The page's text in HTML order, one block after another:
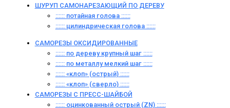
ШУРУП САМОНАРЕЗАЮЩИЙ ПО ДЕРЕВУ
:::::: потайная голова ::::::
:::::: цилиндрическая голова ::::::
САМОРЕЗЫ ОКСИДИРОВАННЫЕ
:::::: по дереву крупный шаг ::::::
:::::: по металлу мелкий шаг ::::::
:::::: «клоп» (острый) ::::::
:::::: «клоп» (сверло) ::::::
САМОРЕЗЫ С ПРЕСС-ШАЙБОЙ
:::::: оцинкованный острый (ZN) ::::::